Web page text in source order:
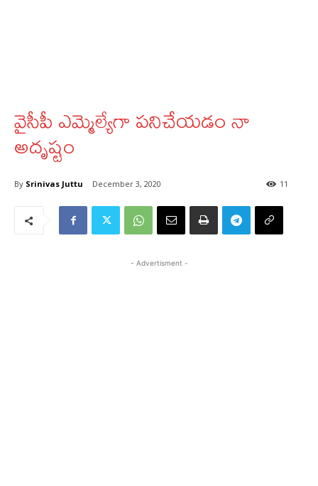
వైసీపీ ఎమ్మెల్యేగా పనిచేయడం నా
అదృష్టం
By Srinivas Juttu December 3, 2020 11
- Advertisment -